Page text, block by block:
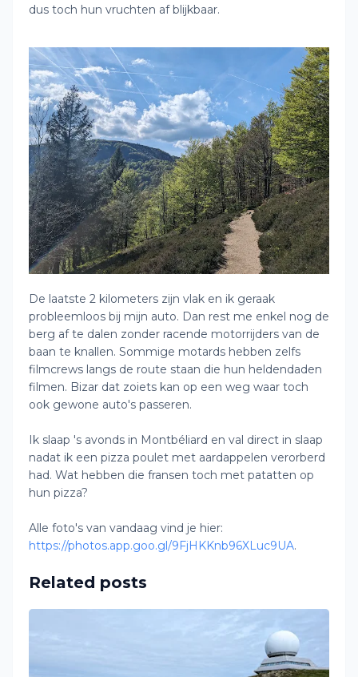
dus toch hun vruchten af blijkbaar.
De laatste 2 kilometers zijn vlak en ik geraak
probleemloos bij mijn auto. Dan rest me enkel nog de
berg af te dalen zonder racende motorrijders van de
baan te knallen. Sommige motards hebben zelfs
filmcrews langs de route staan die hun heldendaden
filmen. Bizar dat zoiets kan op een weg waar toch
ook gewone auto's passeren.
Ik slaap 's avonds in Montbéliard en val direct in slaap
nadat ik een pizza poulet met aardappelen verorberd
had. Wat hebben die fransen toch met patatten op
hun pizza?
Alle foto's van vandaag vind je hier:
https://photos.app.goo.gl/9FjHKKnb96XLuc9UA.
Related posts